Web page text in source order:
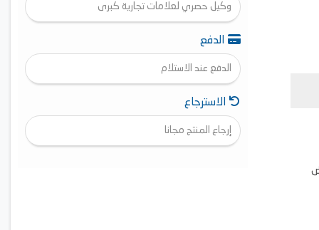
وكيل حصري لعلامات تجارية كبرى
الدفع
الدفع عند الاستلام
الاسترجاع
إرجاع المنتج مجانا